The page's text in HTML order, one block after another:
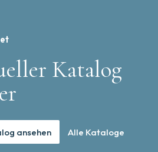
Katalog
ansehen Alle Kataloge